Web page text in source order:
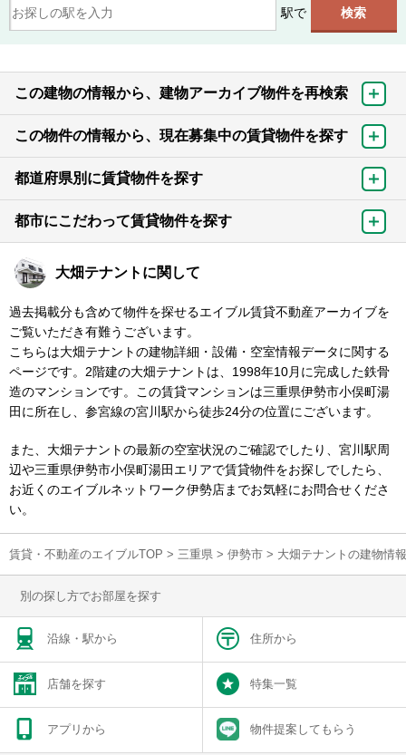
駅で
この建物の情報から、建物アーカイブ物件を再検索
この物件の情報から、現在募集中の賃貸物件を探す
都道府県別に賃貸物件を探す
都市にこだわって賃貸物件を探す
大畑テナントに関して
過去掲載分も含めて物件を探せるエイブル賃貸不動産アーカイブを
ご覧いただき有難うございます。
こちらは大畑テナントの建物詳細・設備・空室情報データに関する
ページです。2階建の大畑テナントは、1998年10月に完成した鉄骨
造のマンションです。この賃貸マンションは三重県伊勢市小俣町湯
田に所在し、参宮線の宮川駅から徒歩24分の位置にございます。
また、大畑テナントの最新の空室状況のご確認でしたり、宮川駅周
辺や三重県伊勢市小俣町湯田エリアで賃貸物件をお探しでしたら、
お近くのエイブルネットワーク伊勢店までお気軽にお問合せくださ
い。
賃貸・不動産のエイブルTOP > 三重県 > 伊勢市 > 大畑テナントの建物情
別の探し方でお部屋を探す
沿線・駅から 住所から
店舗を探す 特集一覧
アプリから 物件提案してもらう